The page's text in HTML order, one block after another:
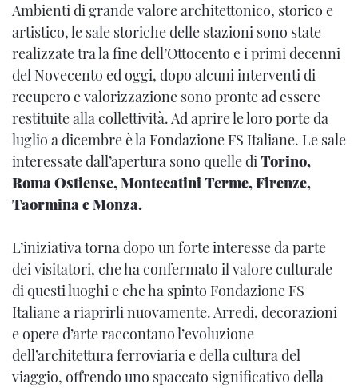
Ambienti di grande valore architettonico, storico e
artistico, le sale storiche delle stazioni sono state
realizzate tra la fine dell’Ottocento e i primi decenni
del Novecento ed oggi, dopo alcuni interventi di
recupero e valorizzazione sono pronte ad essere
restituite alla collettività. Ad aprire le loro porte da
luglio a dicembre è la Fondazione FS Italiane. Le sale
interessate dall’apertura sono quelle diTorino,
Roma Ostiense, Montecatini Terme, Firenze,
Taormina e Monza.
L’iniziativa torna dopo un forte interesse da parte
dei visitatori, che ha confermato il valore culturale
di questi luoghi e che ha spinto Fondazione FS
Italiane a riaprirli nuovamente. Arredi, decorazioni
e opere d’arte raccontano l’evoluzione
dell’architettura ferroviaria e della cultura del
viaggio, offrendo uno spaccato significativo della